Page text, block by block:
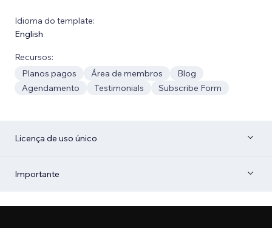
Idioma do template:
English
Recursos:
Planos pagos
Área de membros
Blog
Agendamento
Testimonials Subscribe Form
Licença de uso único
Importante